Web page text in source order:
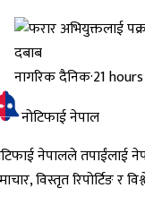
नागरिक दैनिक·21
नोटिफाई नेपाल
नेपालले तपाईंलाई
विस्तृत रिपोर्टिङ र